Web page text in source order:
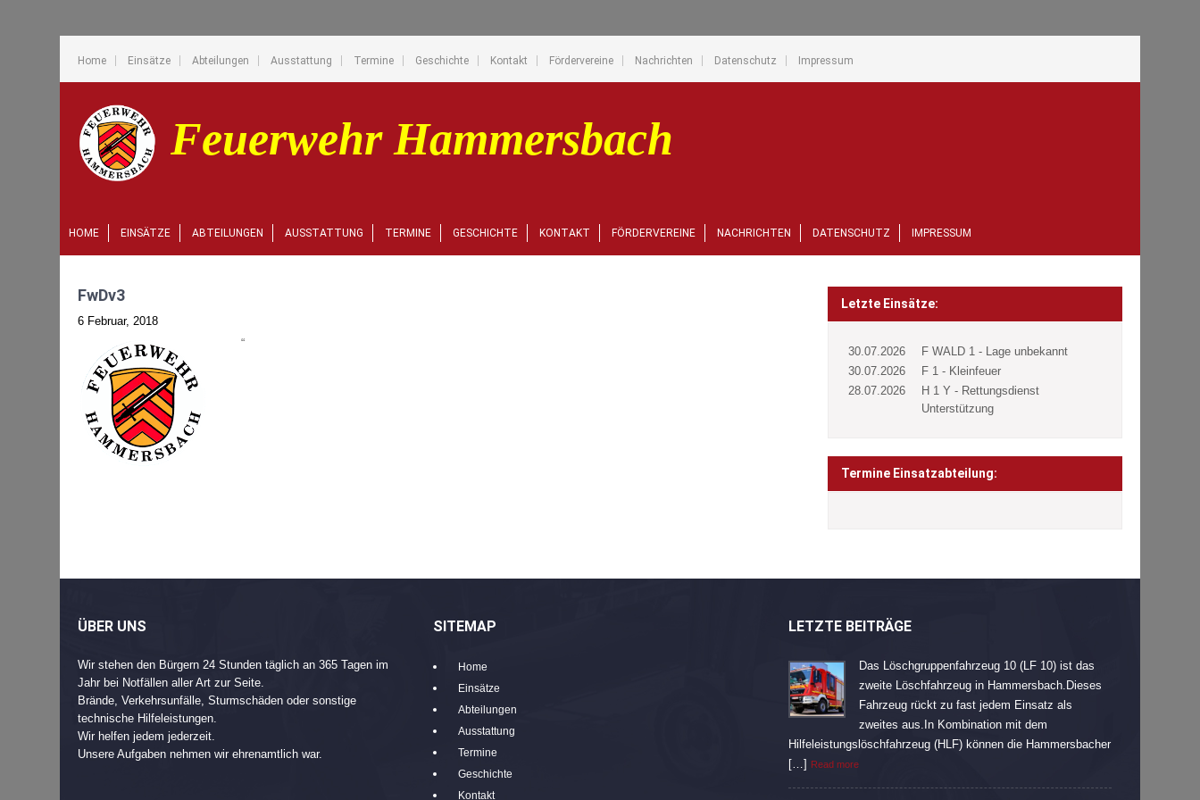
Home Einsätze Abteilungen Ausstattung Termine Geschichte Kontakt Fördervereine Nachrichten Datenschutz Impressum
HOME EINSÄTZE ABTEILUNGEN AUSSTATTUNG TERMINE GESCHICHTE KONTAKT FÖRDERVEREINE NACHRICHTEN DATENSCHUTZ IMPRESSUM
FwDv3
6 Februar, 2018
“
Letzte Einsätze:
30.07.2026
F WALD 1 - Lage unbekannt
30.07.2026
F 1 - Kleinfeuer
28.07.2026
H 1 Y - Rettungsdienst
Unterstützung
Termine Einsatzabteilung:
ÜBER UNS
Wir stehen den Bürgern 24 Stunden täglich an 365 Tagen im
Jahr bei Notfällen aller Art zur Seite.
Brände, Verkehrsunfälle, Sturmschäden oder sonstige
technische Hilfeleistungen.
Wir helfen jedem jederzeit.
Unsere Aufgaben nehmen wir ehrenamtlich war.
SITEMAP
Home
Einsätze
Abteilungen
Ausstattung
Termine
Geschichte
Kontakt
LETZTE BEITRÄGE
Das Löschgruppenfahrzeug 10 (LF 10) ist das
zweite Löschfahrzeug in Hammersbach.Dieses
Fahrzeug rückt zu fast jedem Einsatz als
zweites aus.In Kombination mit dem
Hilfeleistungslöschfahrzeug (HLF) können die Hammersbacher
[…] Read more